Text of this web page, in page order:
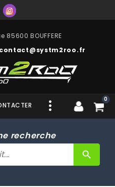
85600 BOUFFERE
contact@systm2roo.fr
0
recherche
search